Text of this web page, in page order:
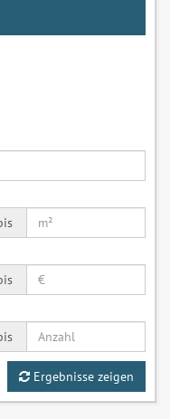
Ergebnisse zeigen